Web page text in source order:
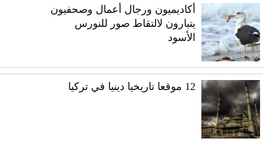
أكاديميون ورجال أعمال وصحفيون
يتبارون لالتقاط صور للنورس
الأسود
12 موقعا تاريخيا دينيا في تركيا